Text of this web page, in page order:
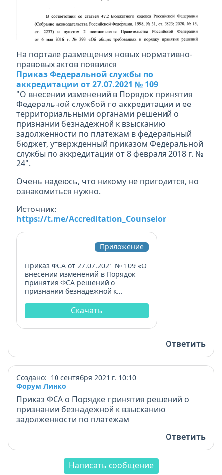
На портале размещения новых нормативно-
правовых актов появился
Приказ Федеральной службы по
аккредитации от 27.07.2021 № 109
"О внесении изменений в Порядок принятия
Федеральной службой по аккредитации и ее
территориальными органами решений о
признании безнадежной к взысканию
задолженности по платежам в федеральный
бюджет, утвержденный приказом Федеральной
службы по аккредитации от 8 февраля 2018 г. №
24".
Очень надеюсь, что никому не пригодится, но
ознакомиться нужно.
Источник:
https://t.me/Accreditation_Counselor
Приложение
Приказ ФСА от 27.07.2021 № 109 «О
внесении изменений в Порядок
принятия ФСА решений о
признании безнадежной к
платежам» (pdf, 0.28 Мб)
Скачать
Ответить
Создано: 10 сентября 2021 г. 10:10
Форум Линко
Приказ ФСА о Порядке принятия решений о
признании безнадежной к взысканию
задолженности по платежам
Ответить
Написать сообщение